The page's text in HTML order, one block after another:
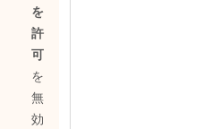
を
許
可
を
無
効